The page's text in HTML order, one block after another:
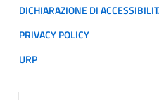
DICHIARAZIONE DI
PRIVACY POLICY
URP